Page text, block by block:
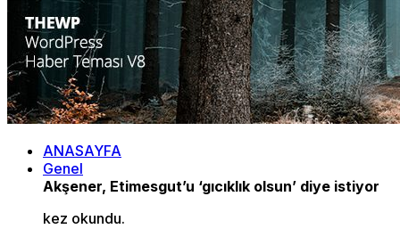
ANASAYFA
Genel
Akşener, Etimesgut’u ‘gıcıklık olsun’ diye istiyor
kez okundu.